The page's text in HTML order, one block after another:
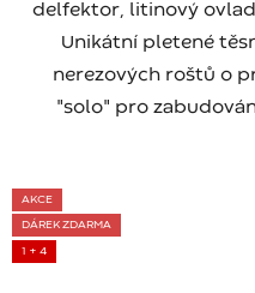
delfektor, litinový
Unikátní pletené
nerezových roštů o
"solo" pro
AKCE
DÁREK ZDARMA
1 + 4